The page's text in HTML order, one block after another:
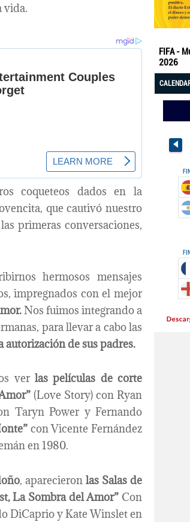
vida.
coqueteos dados en la
que cautivó nuestro
primeras conversaciones,
hermosos mensajes
impregnados con el mejor
Nos fuimos integrando a
para llevar a cabo las
de sus padres.
verlas películas de corte
(Love Story) con Ryan
Taryn Power y Fernando
con Vicente Fernández
en 1980.
, aparecieron las Salas de
La Sombra del Amor” Con
DiCaprio y Kate Winslet en